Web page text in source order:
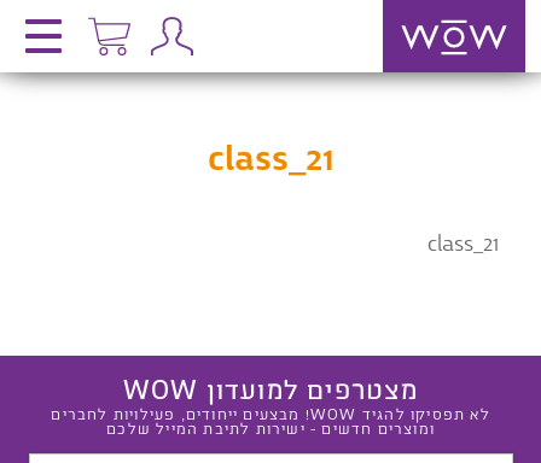
class_21
class_21
מצטרפים למועדון WOW
לא תפסיקו להגיד WOW! מבצעים ייחודים, פעילויות לחברים
ומוצרים חדשים - ישירות לתיבת המייל שלכם